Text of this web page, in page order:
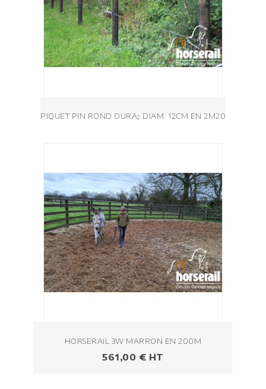
PIQUET PIN ROND DURA² DIAM. 12CM EN 2M20
HORSERAIL 3W MARRON EN 200M
Prezzo
561,00 € HT